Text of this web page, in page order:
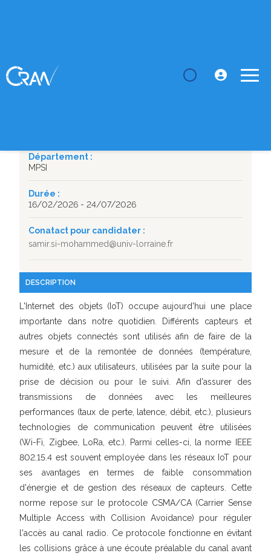
SUJET DE STAGE
Département :
MPSI
Durée :
16/02/2026 - 24/07/2026
Conatact pour candidater :
samir.si-mohammed@univ-lorraine.fr
DESCRIPTION
L'Internet des objets (IoT) occupe aujourd'hui une place
importante dans notre quotidien. Différents capteurs et
autres objets connectés sont utilisés afin de faire de la
mesure et de la remontée de données (température,
humidité, etc.) aux utilisateurs, utilisées par la suite pour la
prise de décision ou pour le suivi. Afin d'assurer des
transmissions de données avec les meilleures
performances (taux de perte, latence, débit, etc.), plusieurs
technologies de communication peuvent être utilisées
(Wi-Fi, Zigbee, LoRa, etc.). Parmi celles-ci, la norme IEEE
802.15.4 est souvent employée dans les réseaux IoT pour
ses avantages en termes de faible consommation
d'énergie et de gestion des réseaux de capteurs. Cette
norme repose sur le protocole CSMA/CA (Carrier Sense
Multiple Access with Collision Avoidance) pour réguler
l'accès au canal radio. Ce protocole fonctionne en évitant
les collisions grâce à une écoute préalable du canal avant